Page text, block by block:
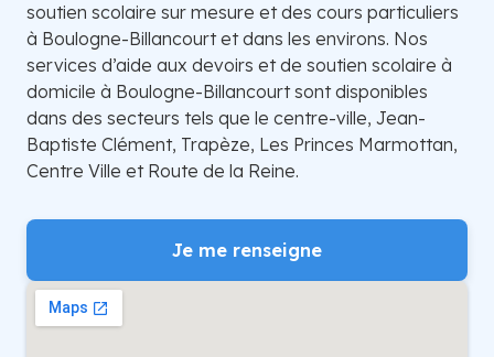
soutien scolaire sur mesure et des cours particuliers
à Boulogne-Billancourt et dans les environs. Nos
services d’aide aux devoirs et de soutien scolaire à
domicile à Boulogne-Billancourt sont disponibles
dans des secteurs tels que le centre-ville, Jean-
Baptiste Clément, Trapèze, Les Princes Marmottan,
Centre Ville et Route de la Reine.
Je me renseigne